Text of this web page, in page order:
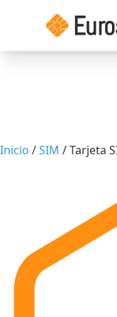
Inicio /SIM / Tarjeta